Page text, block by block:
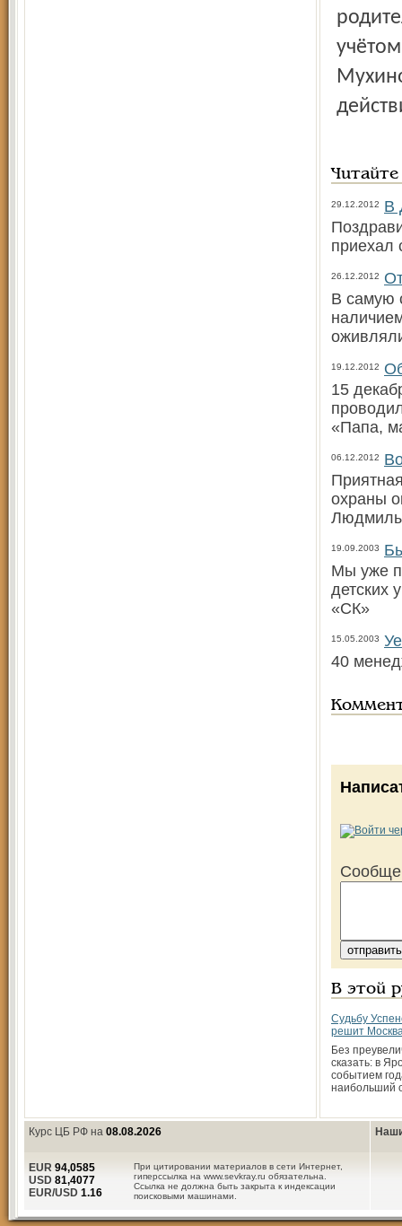
29.12.2012
В
приехал
26.12.2012
В самую
19.12.2012
15
«Папа,
06.12.2012
охраны
19.09.2003
Мы уже
детских
«СК»
15.05.2003
40
В этой
Судьбу
решит
Без
сказать: в
событием
наибольший
Курс ЦБ РФ на 08.08.2026
При цитировании материалов в сети Интернет,
гиперссылка на www.sevkray.ru обязательна.
Ссылка не должна быть закрыта к индексации
поисковыми машинами.
EUR 94,0585
USD 81,4077
EUR/USD 1.16